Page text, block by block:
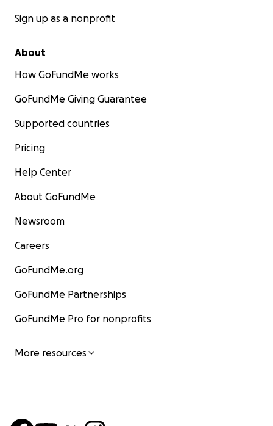
Sign up as a nonprofit
About
How GoFundMe works
GoFundMe Giving Guarantee
Supported countries
Pricing
Help Center
About GoFundMe
Newsroom
Careers
GoFundMe.org
GoFundMe Partnerships
GoFundMe Pro for nonprofits
More resources